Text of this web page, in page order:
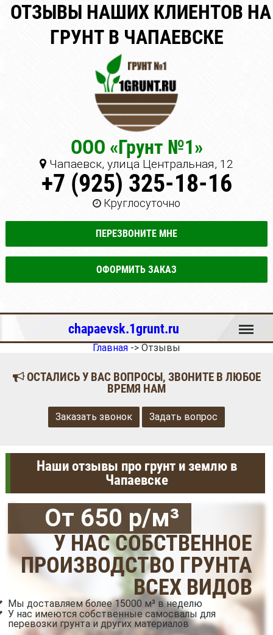
ОТЗЫВЫ НАШИХ КЛИЕНТОВ НА
ГРУНТ В ЧАПАЕВСКЕ
ООО «Грунт №1»
Чапаевск, улица Центральная, 12
+7 (925) 325-18-16
Круглосуточно
ПЕРЕЗВОНИТЕ МНЕ
ОФОРМИТЬ ЗАКАЗ
chapaevsk.1grunt.ru Меню
Главная -> Отзывы
ОСТАЛИСЬ У ВАС ВОПРОСЫ, ЗВОНИТЕ В ЛЮБОЕ
ВРЕМЯ НАМ
Заказать звонок Задать вопрос
Наши отзывы про грунт и землю в
Чапаевске
От 650 р/м³
У НАС СОБСТВЕННОЕ
ПРОИЗВОДСТВО ГРУНТА
ВСЕХ ВИДОВ
Мы доставляем более 15000 м³ в неделю
У нас имеются собственные самосвалы для
перевозки грунта и других материалов